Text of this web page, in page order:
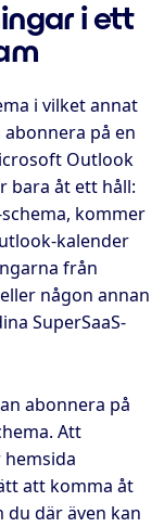
i ett
i vilket annat
på en
Outlook
bara åt ett håll:
kommer
kalender
från
någon annan
SuperSaaS-
abonnera på
Att
hemsida
att komma åt
där även kan